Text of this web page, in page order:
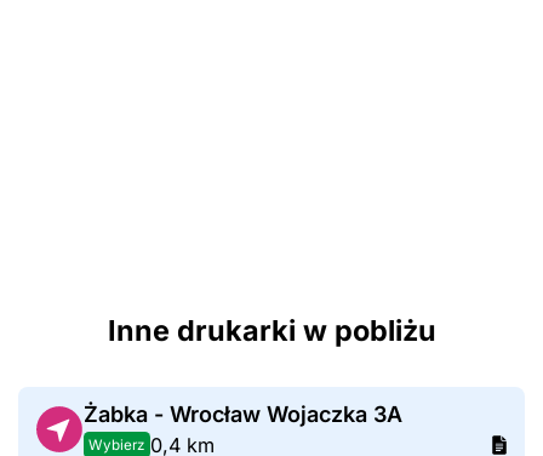
Inne drukarki w pobliżu
Żabka - Wrocław Wojaczka 3A
Wybierz 0,4 km